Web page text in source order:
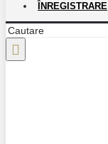
ÎNREGISTRARE